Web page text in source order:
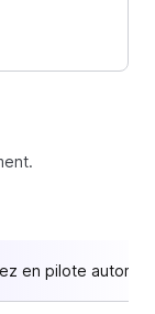
en pilote